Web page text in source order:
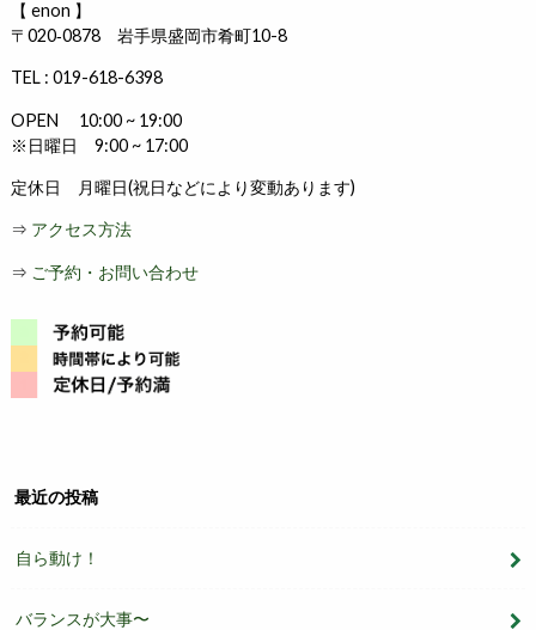
【 enon 】
〒020‐0878 岩手県盛岡市肴町10-8
TEL : 019-618-6398
OPEN 10:00 ~ 19:00
※日曜日 9:00 ~ 17:00
定休日 月曜日(祝日などにより変動あります)
⇒ アクセス方法
⇒ ご予約・お問い合わせ
最近の投稿
自ら動け！
バランスが大事〜